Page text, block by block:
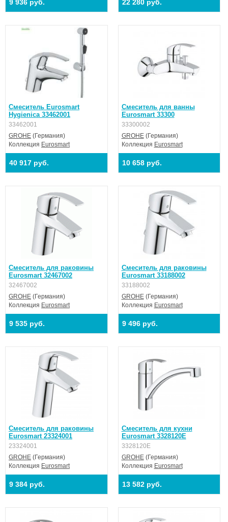
9 936 руб. 22 280 руб.
Смеситель Eurosmart
Hygienica 33462001
33462001
GROHE (Германия)
Коллекция Eurosmart
40 917 руб.
Смеситель для ванны
Eurosmart 33300
33300002
GROHE(Германия)
Коллекция Eurosmart
10 658 руб.
Смеситель для раковины
Eurosmart 32467002
32467002
GROHE (Германия)
Коллекция Eurosmart
9 535 руб.
Смеситель для раковины
Eurosmart 33188002
33188002
GROHE(Германия)
Коллекция Eurosmart
9 496 руб.
Смеситель для раковины
Eurosmart 23324001
23324001
GROHE (Германия)
Коллекция Eurosmart
9 384 руб.
Смеситель для кухни
Eurosmart 3328120E
3328120E
GROHE(Германия)
Коллекция Eurosmart
13 582 руб.